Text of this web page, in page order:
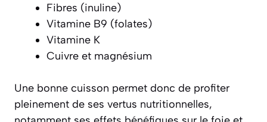
Fibres (inuline)
Vitamine B9 (folates)
Vitamine K
Cuivre et magnésium
Une bonne cuisson permet donc de profiter
pleinement de ses vertus nutritionnelles,